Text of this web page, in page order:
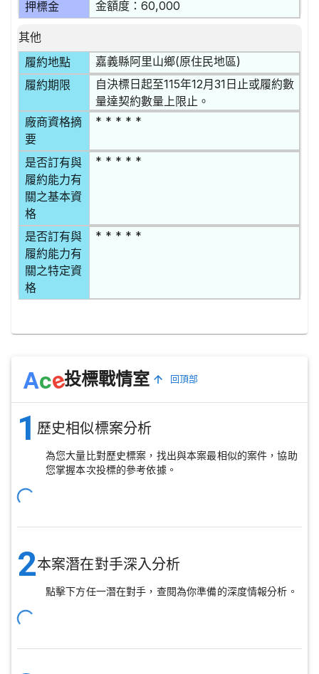
押標金
金額度：60,000
其他
履約地點
嘉義縣阿里山鄉(原住民地區)
履約期限
自決標日起至115年12月31日止或履約數
量達契約數量上限止。
廠商資格摘
要
* * * * *
是否訂有與
履約能力有
關之基本資
格
* * * * *
是否訂有與
履約能力有
關之特定資
格
* * * * *
Ace投標戰情室 回頂部
1 歷史相似標案分析
為您大量比對歷史標案，找出與本案最相似的案件，協助
您掌握本次投標的參考依據。
2本案潛在對手深入分析
點擊下方任一潛在對手，查閱為你準備的深度情報分析。